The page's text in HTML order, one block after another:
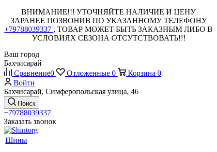
ВНИМАНИЕ!!! УТОЧНЯЙТЕ НАЛИЧИЕ И ЦЕНУ
ЗАРАНЕЕ ПОЗВОНИВ ПО УКАЗАННОМУ ТЕЛЕФОНУ
+79788039337 , ТОВАР МОЖЕТ БЫТЬ ЗАКАЗНЫМ ЛИБО В
УСЛОВИЯХ СЕЗОНА ОТСУТСТВОВАТЬ!!!
Ваш город
Бахчисарай
Сравнение0 Отложенные 0 Корзина 0
Войти
Бахчисарай, Симферопольская улица, 46
Поиск
+79788039337
Заказать звонок
Шины